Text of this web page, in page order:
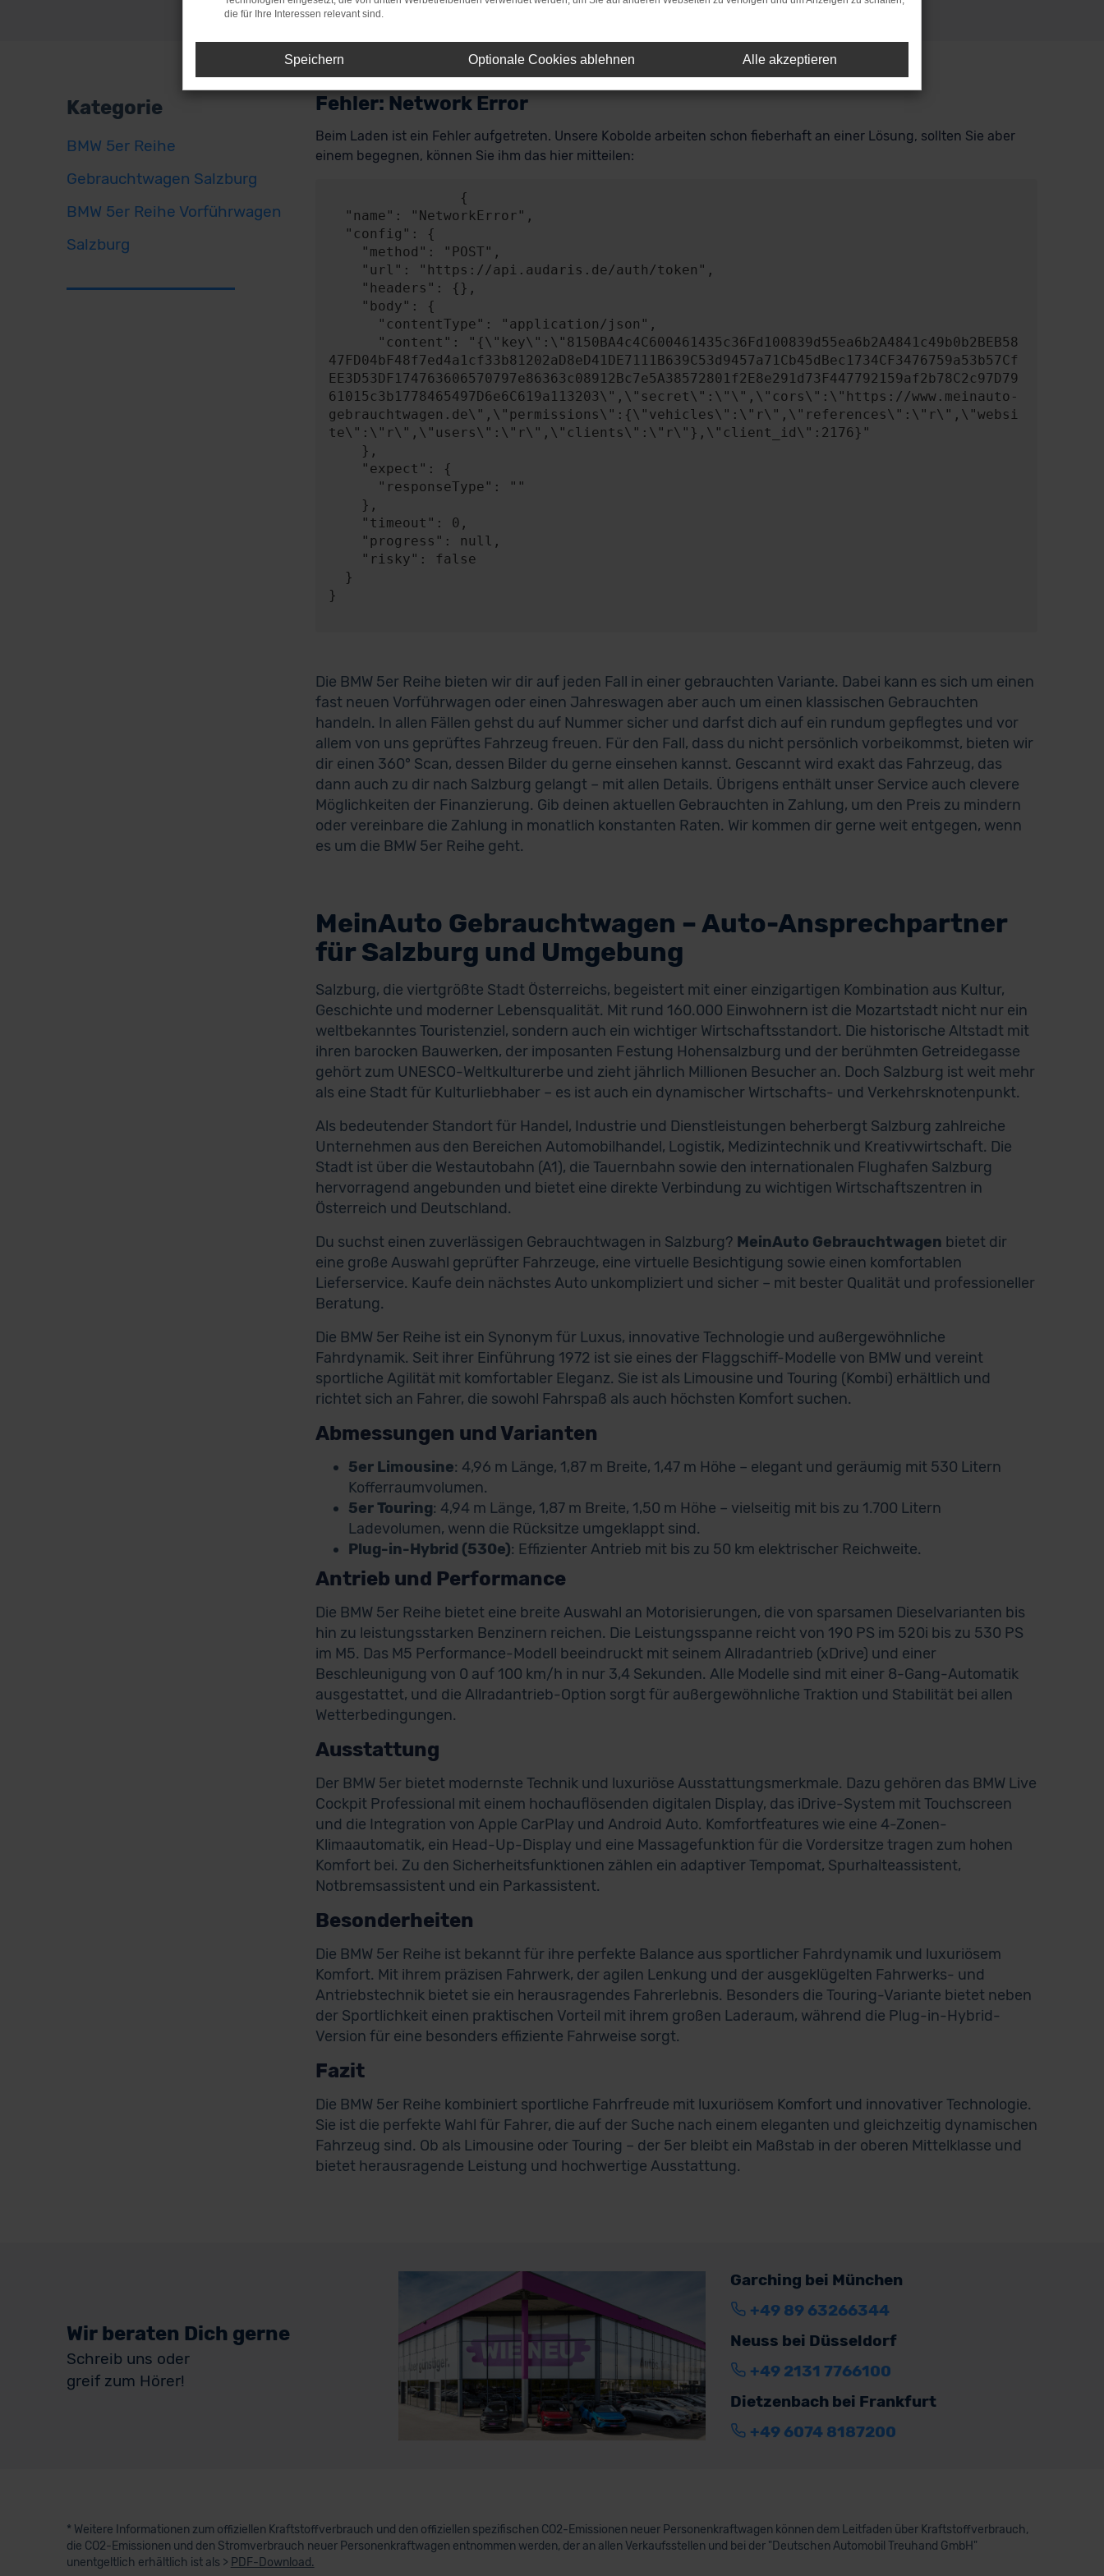
Kategorie
BMW 5er Reihe
Gebrauchtwagen Salzburg
BMW 5er Reihe Vorführwagen
Salzburg
Fehler: Network Error
Beim Laden ist ein Fehler aufgetreten. Unsere Kobolde arbeiten schon fieberhaft an einer Lösung, sollten Sie aber
einem begegnen, können Sie ihm das hier mitteilen:
47FD04bF48f7ed4a1cf33b81202aD8eD41DE7111B639C53d9457a71Cb45dBec1734CF3476759a53b57Cf
EE3D53DF174763606570797e86363c08912Bc7e5A38572801f2E8e291d73F447792159af2b78C2c97D79
61015c3b1778465497D6e6C619a113203\",\"secret\":\"\",\"cors\":\"https://www.meinauto-
gebrauchtwagen.de\",\"permissions\":{\"vehicles\":\"r\",\"references\":\"r\",\"websi
te\":\"r\",\"users\":\"r\",\"clients\":\"r\"},\"client_id\":2176}"
}
Die BMW 5er Reihe bieten wir dir auf jeden Fall in einer gebrauchten Variante. Dabei kann es sich um einen
fast neuen Vorführwagen oder einen Jahreswagen aber auch um einen klassischen Gebrauchten
handeln. In allen Fällen gehst du auf Nummer sicher und darfst dich auf ein rundum gepflegtes und vor
allem von uns geprüftes Fahrzeug freuen. Für den Fall, dass du nicht persönlich vorbeikommst, bieten wir
dir einen 360° Scan, dessen Bilder du gerne einsehen kannst. Gescannt wird exakt das Fahrzeug, das
dann auch zu dir nach Salzburg gelangt – mit allen Details. Übrigens enthält unser Service auch clevere
Möglichkeiten der Finanzierung. Gib deinen aktuellen Gebrauchten in Zahlung, um den Preis zu mindern
oder vereinbare die Zahlung in monatlich konstanten Raten. Wir kommen dir gerne weit entgegen, wenn
es um die BMW 5er Reihe geht.
MeinAuto Gebrauchtwagen – Auto-Ansprechpartner
für Salzburg und Umgebung
Salzburg, die viertgrößte Stadt Österreichs, begeistert mit einer einzigartigen Kombination aus Kultur,
Geschichte und moderner Lebensqualität. Mit rund 160.000 Einwohnern ist die Mozartstadt nicht nur ein
weltbekanntes Touristenziel, sondern auch ein wichtiger Wirtschaftsstandort. Die historische Altstadt mit
ihren barocken Bauwerken, der imposanten Festung Hohensalzburg und der berühmten Getreidegasse
gehört zum UNESCO-Weltkulturerbe und zieht jährlich Millionen Besucher an. Doch Salzburg ist weit mehr
als eine Stadt für Kulturliebhaber – es ist auch ein dynamischer Wirtschafts- und Verkehrsknotenpunkt.
Als bedeutender Standort für Handel, Industrie und Dienstleistungen beherbergt Salzburg zahlreiche
Unternehmen aus den Bereichen Automobilhandel, Logistik, Medizintechnik und Kreativwirtschaft. Die
Stadt ist über die Westautobahn (A1), die Tauernbahn sowie den internationalen Flughafen Salzburg
hervorragend angebunden und bietet eine direkte Verbindung zu wichtigen Wirtschaftszentren in
Österreich und Deutschland.
Du suchst einen zuverlässigen Gebrauchtwagen in Salzburg? MeinAuto Gebrauchtwagen bietet dir
eine große Auswahl geprüfter Fahrzeuge, eine virtuelle Besichtigung sowie einen komfortablen
Lieferservice. Kaufe dein nächstes Auto unkompliziert und sicher – mit bester Qualität und professioneller
Beratung.
Die BMW 5er Reihe ist ein Synonym für Luxus, innovative Technologie und außergewöhnliche
Fahrdynamik. Seit ihrer Einführung 1972 ist sie eines der Flaggschiff-Modelle von BMW und vereint
sportliche Agilität mit komfortabler Eleganz. Sie ist als Limousine und Touring (Kombi) erhältlich und
richtet sich an Fahrer, die sowohl Fahrspaß als auch höchsten Komfort suchen.
Abmessungen und Varianten
5er Limousine: 4,96 m Länge, 1,87 m Breite, 1,47 m Höhe – elegant und geräumig mit 530 Litern
Kofferraumvolumen.
5er Touring: 4,94 m Länge, 1,87 m Breite, 1,50 m Höhe – vielseitig mit bis zu 1.700 Litern
Ladevolumen, wenn die Rücksitze umgeklappt sind.
Plug-in-Hybrid (530e): Effizienter Antrieb mit bis zu 50 km elektrischer Reichweite.
Antrieb und Performance
Die BMW 5er Reihe bietet eine breite Auswahl an Motorisierungen, die von sparsamen Dieselvarianten bis
hin zu leistungsstarken Benzinern reichen. Die Leistungsspanne reicht von 190 PS im 520i bis zu 530 PS
im M5. Das M5 Performance-Modell beeindruckt mit seinem Allradantrieb (xDrive) und einer
Beschleunigung von 0 auf 100 km/h in nur 3,4 Sekunden. Alle Modelle sind mit einer 8-Gang-Automatik
ausgestattet, und die Allradantrieb-Option sorgt für außergewöhnliche Traktion und Stabilität bei allen
Wetterbedingungen.
Ausstattung
Der BMW 5er bietet modernste Technik und luxuriöse Ausstattungsmerkmale. Dazu gehören das BMW Live
Cockpit Professional mit einem hochauflösenden digitalen Display, das iDrive-System mit Touchscreen
und die Integration von Apple CarPlay und Android Auto. Komfortfeatures wie eine 4-Zonen-
Klimaautomatik, ein Head-Up-Display und eine Massagefunktion für die Vordersitze tragen zum hohen
Komfort bei. Zu den Sicherheitsfunktionen zählen ein adaptiver Tempomat, Spurhalteassistent,
Notbremsassistent und ein Parkassistent.
Besonderheiten
Die BMW 5er Reihe ist bekannt für ihre perfekte Balance aus sportlicher Fahrdynamik und luxuriösem
Komfort. Mit ihrem präzisen Fahrwerk, der agilen Lenkung und der ausgeklügelten Fahrwerks- und
Antriebstechnik bietet sie ein herausragendes Fahrerlebnis. Besonders die Touring-Variante bietet neben
der Sportlichkeit einen praktischen Vorteil mit ihrem großen Laderaum, während die Plug-in-Hybrid-
Version für eine besonders effiziente Fahrweise sorgt.
Fazit
Die BMW 5er Reihe kombiniert sportliche Fahrfreude mit luxuriösem Komfort und innovativer Technologie.
Sie ist die perfekte Wahl für Fahrer, die auf der Suche nach einem eleganten und gleichzeitig dynamischen
Fahrzeug sind. Ob als Limousine oder Touring – der 5er bleibt ein Maßstab in der oberen Mittelklasse und
bietet herausragende Leistung und hochwertige Ausstattung.
Wir beraten Dich gerne
Schreib uns oder
greif zum Hörer!
Garching bei München
+49 89 63266344
Neuss bei Düsseldorf
+49 2131 7766100
Dietzenbach bei Frankfurt
+49 6074 8187200
* Weitere Informationen zum offiziellen Kraftstoffverbrauch und den offiziellen spezifischen CO2-Emissionen neuer Personenkraftwagen können dem Leitfaden über Kraftstoffverbrauch,
die CO2-Emissionen und den Stromverbrauch neuer Personenkraftwagen entnommen werden, der an allen Verkaufsstellen und bei der "Deutschen Automobil Treuhand GmbH"
unentgeltlich erhältlich ist als > PDF-Download.
die für Ihre Interessen relevant sind.
Speichern Optionale Cookies ablehnen Alle akzeptieren